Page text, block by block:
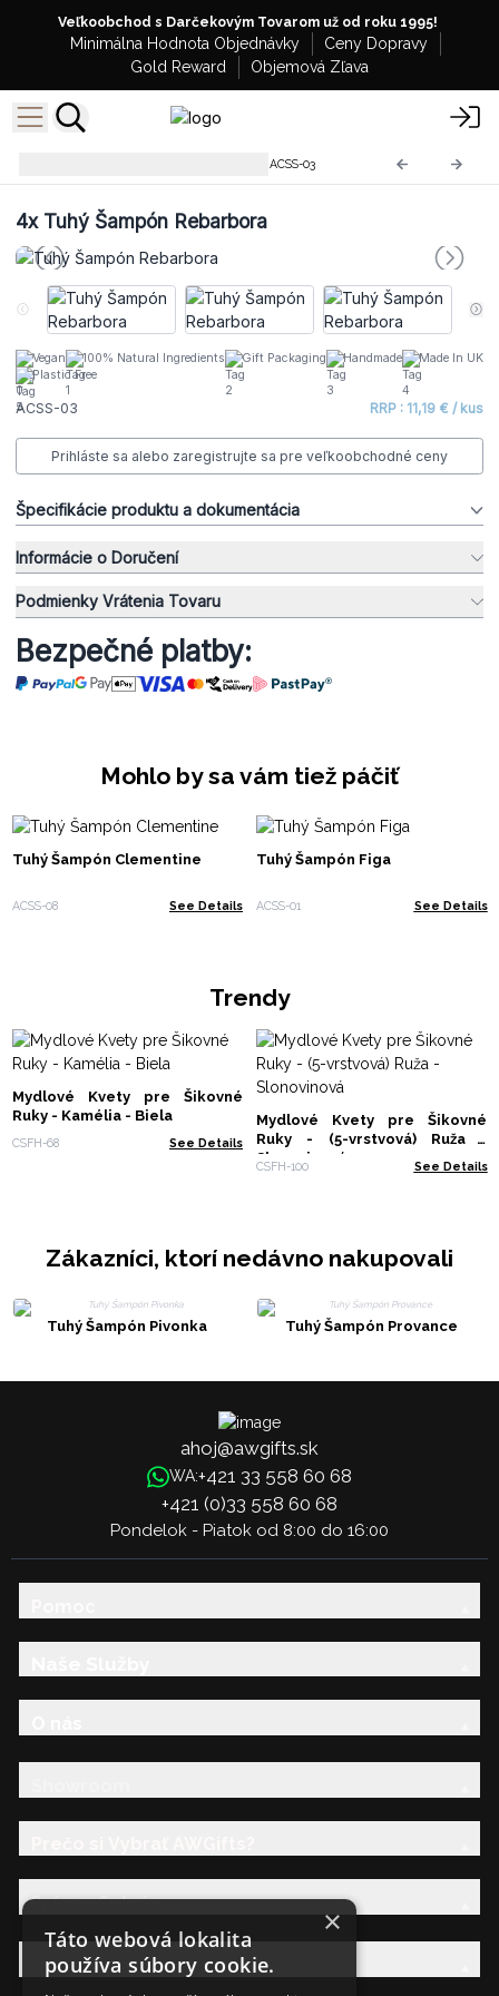
Veľkoobchod s Darčekovým Tovarom už od roku 1995!
Minimálna Hodnota Objednávky
Ceny Dopravy
Gold Reward
Objemová Zľava
ACSS-03
4xTuhý Šampón Rebarbora
Vegan 100% Natural Ingredients Gift Packaging Handmade
Made In UK
Plastic Free
ACSS-03 RRP : 11,19 € / kus
Prihláste sa alebo zaregistrujte sa pre veľkoobchodné ceny
Špecifikácie produktu a dokumentácia
Informácie o Doručení
Podmienky Vrátenia Tovaru
Bezpečné platby:
Mohlo by sa vám tiež páčiť
Tuhý Šampón Clementine
ACSS-08 See Details
Tuhý Šampón Figa
ACSS-01 See Details
Trendy
Mydlové Kvety pre Šikovné
Ruky - Kamélia - Biela
CSFH-68 See Details
Mydlové Kvety pre Šikovné
Ruky - (5-vrstvová) Ruža -
Slonovinová
CSFH-100 See Details
Zákazníci, ktorí nedávno nakupovali
Tuhý Šampón Pivonka Tuhý Šampón Provance
ahoj@awgifts.sk
WA:+421 33 558 60 68
+421 (0)33 558 60 68
Pondelok - Piatok od 8:00 do 16:00
Právna Sekcia
AW Rodina
×
Táto webová lokalita
používa súbory cookie.